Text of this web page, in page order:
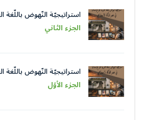
استراتيجيّة النّهوض باللّغة
في عصر الذّكاء الاصطناعيّ
الجزء الثاني
استراتيجيّة النّهوض باللّغة
في عصر الذّكاء الاصطناعيّ
الجزء الأوّل